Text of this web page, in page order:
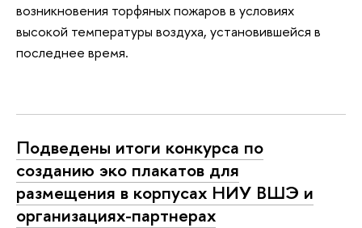
возникновения торфяных пожаров в условиях
высокой температуры воздуха, установившейся в
последнее время.
Подведены итоги конкурса по
созданию эко плакатов для
размещения в корпусах НИУ ВШЭ и
организациях-партнерах